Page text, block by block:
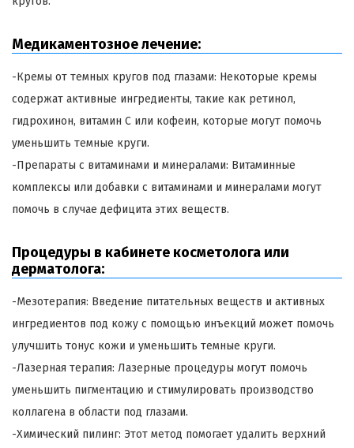
Медикаментозное лечение:
-Кремы от темных кругов под глазами: Некоторые кремы
содержат активные ингредиенты, такие как ретинол,
гидрохинон, витамин С или кофеин, которые могут помочь
уменьшить темные круги.
-Препараты с витаминами и минералами: Витаминные
комплексы или добавки с витаминами и минералами могут
помочь в случае дефицита этих веществ.
Процедуры в кабинете косметолога или
дерматолога:
-Мезотерапия: Введение питательных веществ и активных
ингредиентов под кожу с помощью инъекций может помочь
улучшить тонус кожи и уменьшить темные круги.
-Лазерная терапия: Лазерные процедуры могут помочь
уменьшить пигментацию и стимулировать производство
коллагена в области под глазами.
-Химический пилинг: Этот метод помогает удалить верхний